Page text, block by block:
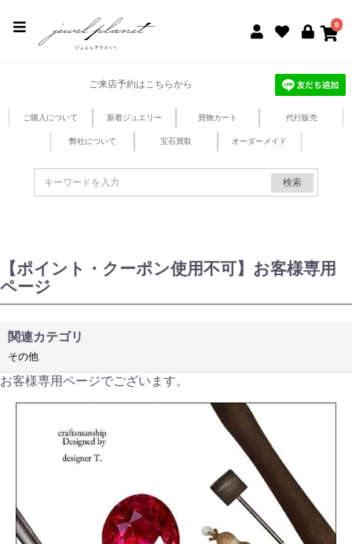
0
ご来店予約はこちらから
ご購入について 新着ジュエリー 買物カート 代行販売
弊社について 宝石買取 オーダーメイド
検索
【ポイント・クーポン使用不可】お客様専用
ページ
関連カテゴリ
その他
お客様専用ページでございます。